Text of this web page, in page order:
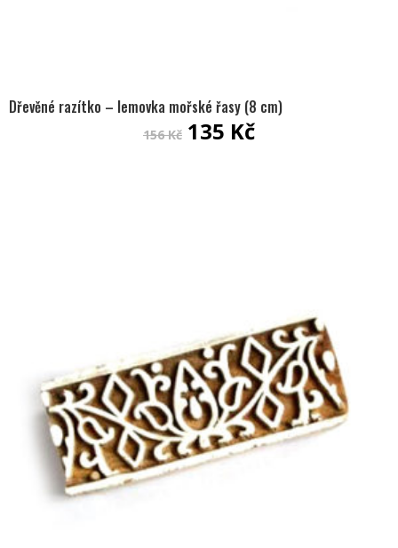
Dřevěné razítko – lemovka mořské řasy (8 cm)
156Kč Původní
135 KčAktuální